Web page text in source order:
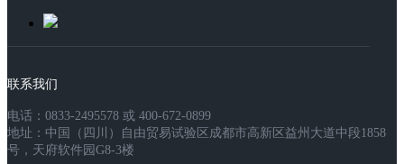
联系我们
电话：0833-2495578 或 400-672-0899
地址：中国（四川）自由贸易试验区成都市高新区益州大道中段1858
号，天府软件园G8-3楼